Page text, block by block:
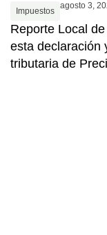
Impuestos
agosto 3,
Reporte Local
esta declaración
tributaria de